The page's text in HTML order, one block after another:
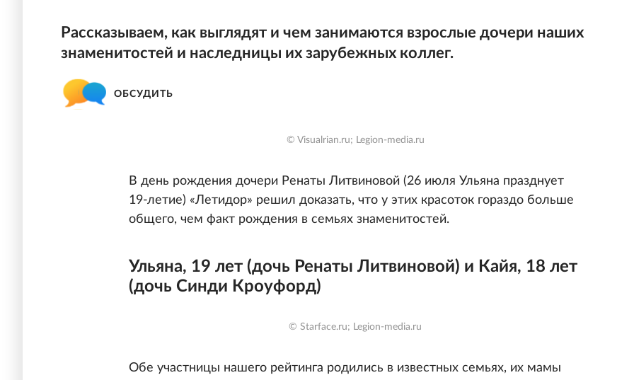
Рассказываем, как выглядят и чем занимаются взрослые дочери наших
знаменитостей и наследницы их зарубежных коллег.
ОБСУДИТЬ
© Visualrian.ru; Legion-media.ru
В день рождения дочери Ренаты Литвиновой (26 июля Ульяна празднует
19-летие) «Летидор» решил доказать, что у этих красоток гораздо больше
общего, чем факт рождения в семьях знаменитостей.
Ульяна, 19 лет (дочь Ренаты Литвиновой) и Кайя, 18 лет
(дочь Синди Кроуфорд)
© Starface.ru; Legion-media.ru
Обе участницы нашего рейтинга родились в известных семьях, их мамы